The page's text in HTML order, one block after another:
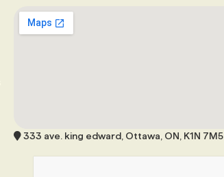
333 ave. king edward, Ottawa, ON, K1N 7M5